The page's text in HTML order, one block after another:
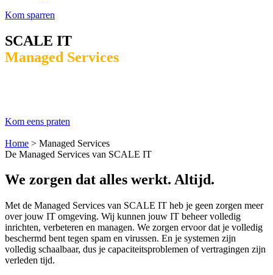
Kom sparren
SCALE IT
Managed Services
Kom eens praten
Home > Managed Services
De Managed Services van SCALE IT
We zorgen dat alles werkt. Altijd.
Met de Managed Services van SCALE IT heb je geen zorgen meer
over jouw IT omgeving. Wij kunnen jouw IT beheer volledig
inrichten, verbeteren en managen. We zorgen ervoor dat je volledig
beschermd bent tegen spam en virussen. En je systemen zijn
volledig schaalbaar, dus je capaciteitsproblemen of vertragingen zijn
verleden tijd.